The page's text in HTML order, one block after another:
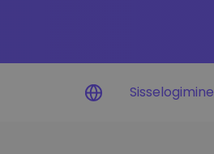
Sisselogimine